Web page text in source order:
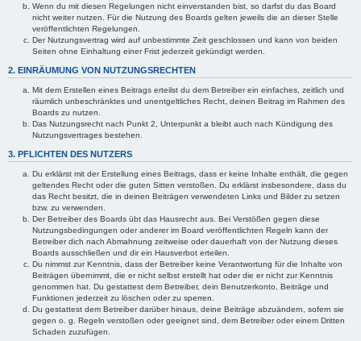
Wenn du mit diesen Regelungen nicht einverstanden bist, so darfst du das Board
nicht weiter nutzen. Für die Nutzung des Boards gelten jeweils die an dieser Stelle
veröffentlichten Regelungen.
Der Nutzungsvertrag wird auf unbestimmte Zeit geschlossen und kann von beiden
Seiten ohne Einhaltung einer Frist jederzeit gekündigt werden.
2. EINRÄUMUNG VON NUTZUNGSRECHTEN
Mit dem Erstellen eines Beitrags erteilst du dem Betreiber ein einfaches, zeitlich und
räumlich unbeschränktes und unentgeltliches Recht, deinen Beitrag im Rahmen des
Boards zu nutzen.
Das Nutzungsrecht nach Punkt 2, Unterpunkt a bleibt auch nach Kündigung des
Nutzungsvertrages bestehen.
3. PFLICHTEN DES NUTZERS
Du erklärst mit der Erstellung eines Beitrags, dass er keine Inhalte enthält, die gegen
geltendes Recht oder die guten Sitten verstoßen. Du erklärst insbesondere, dass du
das Recht besitzt, die in deinen Beiträgen verwendeten Links und Bilder zu setzen
bzw. zu verwenden.
Der Betreiber des Boards übt das Hausrecht aus. Bei Verstößen gegen diese
Nutzungsbedingungen oder anderer im Board veröffentlichten Regeln kann der
Betreiber dich nach Abmahnung zeitweise oder dauerhaft von der Nutzung dieses
Boards ausschließen und dir ein Hausverbot erteilen.
Du nimmst zur Kenntnis, dass der Betreiber keine Verantwortung für die Inhalte von
Beiträgen übernimmt, die er nicht selbst erstellt hat oder die er nicht zur Kenntnis
genommen hat. Du gestattest dem Betreiber, dein Benutzerkonto, Beiträge und
Funktionen jederzeit zu löschen oder zu sperren.
Du gestattest dem Betreiber darüber hinaus, deine Beiträge abzuändern, sofern sie
gegen o. g. Regeln verstoßen oder geeignet sind, dem Betreiber oder einem Dritten
Schaden zuzufügen.